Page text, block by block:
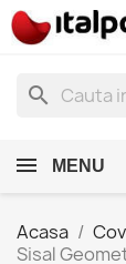
search
MENU
Acasa
Sisal